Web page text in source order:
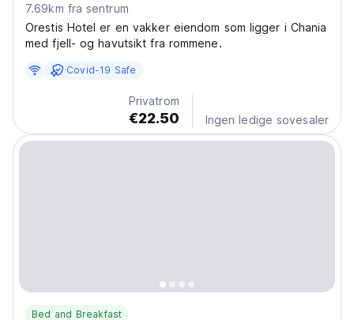
7.69km fra sentrum
Orestis Hotel er en vakker eiendom som ligger i Chania
med fjell- og havutsikt fra rommene.
Covid-19 Safe
Privatrom
€22.50 Ingen ledige sovesaler
Bed and Breakfast